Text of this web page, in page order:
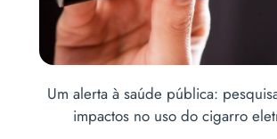
Um alerta à saúde pública:
impactos no uso do cigarro